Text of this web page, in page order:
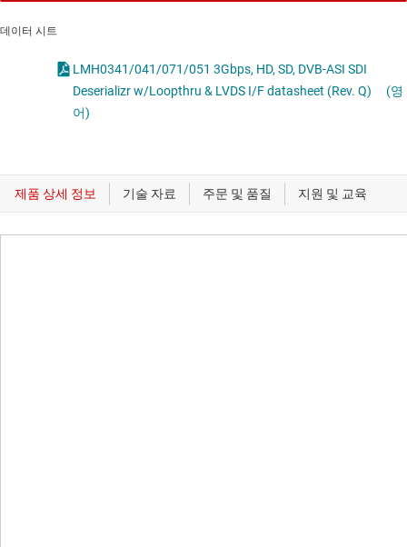
데이터 시트
LMH0341/041/071/051 3Gbps, HD, SD, DVB-ASI SDI
Deserializr w/Loopthru & LVDS I/F datasheet (Rev. Q)
(영
어)